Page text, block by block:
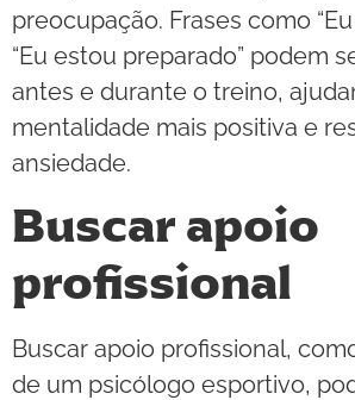
preocupação. Frases como
“Eu estou preparado” podem
antes e durante o treino,
mentalidade mais positiva e
ansiedade.
Buscar apoio
profissional
Buscar apoio profissional,
de um psicólogo esportivo,